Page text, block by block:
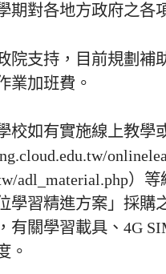
期對各地方政府之各
院支持，目前規劃補
業加班費。
校如有實施線上教學
adl_material.php）
學習精進方案」採購
有關學習載具、4G
。